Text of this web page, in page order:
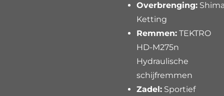
Overbrenging:
Ketting
Remmen: TEKTRO
HD-M275n
Hydraulische
schijfremmen
Zadel: Sportief